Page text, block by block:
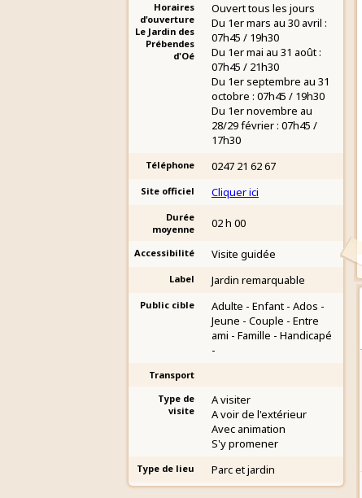
Horaires
d'ouverture
Le Jardin des
Prébendes
d'Oé
Ouvert tous les jours
Du 1er mars au 30 avril :
07h45 / 19h30
Du 1er mai au 31 août :
07h45 / 21h30
Du 1er septembre au 31
octobre : 07h45 / 19h30
Du 1er novembre au
28/29 février : 07h45 /
17h30
Téléphone 0247 21 62 67
Site officiel Cliquer ici
Durée
moyenne
02 h 00
Accessibilité Visite guidée
Label Jardin remarquable
Public cible
Adulte - Enfant - Ados -
Jeune - Couple - Entre
ami - Famille - Handicapé
-
Transport
Type de
visite
A visiter
A voir de l'extérieur
Avec animation
S'y promener
Type de lieu Parc et jardin